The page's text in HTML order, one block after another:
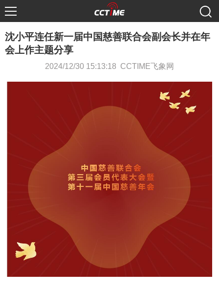
沈小平连任新一届中国慈善联合会副会长并在年
会上作主题分享
2024/12/30 15:13:18 CCTIME飞象网